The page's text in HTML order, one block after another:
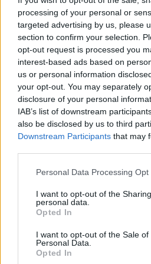
processing of your personal or
targeted advertising by us, please
section to confirm your selection.
opt-out request is processed you
interest-based ads based on
us or personal information
your opt-out. You may separately
disclosure of your personal
IAB’s list of downstream
also be disclosed by us to third
Downstream Participants that may
Personal Data Processing Opt
I want to opt-out of the
personal data.
Opted In
I want to opt-out of the Sale of
Personal Data.
Opted In
hivatalos lista
Mivel a "városi" CSOK
lehet fontos, mely
érhető el a falusi csok
frissített listát.
PÉNZCENTRUM| 2023. július 12. 11:45
Ezeken a Szabolcs-
településeken lesz
től: itt a hivatalos lista
Mivel a "városi" CSOK
lehet fontos, mely
frissített listát.
PÉNZCENTRUM| 2023. július 12. 11:40
Ezeken településeken lesz
csok Somogy
hivatalos lista